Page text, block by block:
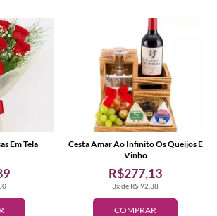
Em Tela
COMPRAR
3x de R$ 92,38
R$277,13
Cesta Amar Ao Infinito Os Queijos E
Vinho